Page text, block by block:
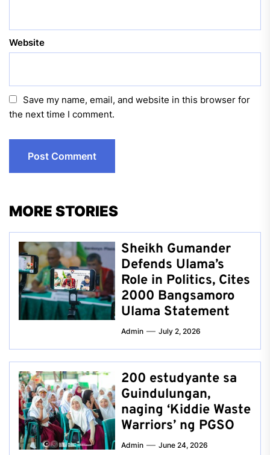
Website
Save my name, email, and website in this browser for
the next time I comment.
MORE STORIES
Sheikh Gumander
Defends Ulama’s
Role in Politics, Cites
2000 Bangsamoro
Ulama Statement
Admin July 2, 2026
200 estudyante sa
Guindulungan,
naging ‘Kiddie Waste
Warriors’ ng PGSO
Admin June 24, 2026